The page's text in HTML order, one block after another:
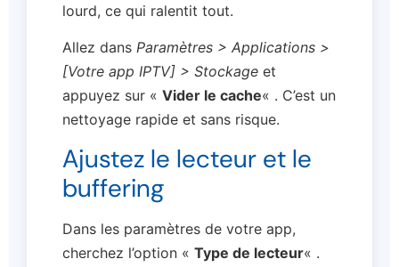
lourd, ce qui ralentit tout.
Allez dans Paramètres > Applications >
[Votre app IPTV] > Stockage et
appuyez sur « Vider le cache« . C’est un
nettoyage rapide et sans risque.
Ajustez le lecteur et le
buffering
Dans les paramètres de votre app,
cherchez l’option « Type de lecteur« .